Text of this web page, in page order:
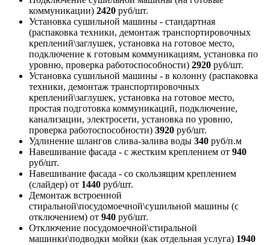
коммуникации) 2420 руб/шт.
Установка сушильной машины - стандартная
(распаковка техники, демонтаж транспортировочных
креплений\заглушек, установка на готовое место,
подключение к готовым коммуникациям, установка по
уровню, проверка работоспособности) 2920 руб/шт.
Установка сушильной машины - в колонну (распаковка
техники, демонтаж транспортировочных
креплений\заглушек, установка на готовое место,
простая подготовка коммуникаций, подключение,
канализации, электросети, установка по уровню,
проверка работоспособности) 3920 руб/шт.
Удлинение шлангов слива-залива воды 340 руб/п.м
Навешивание фасада - с жестким креплением от 940
руб/шт.
Навешивание фасада - со скользящим креплением
(слайдер) от 1440 руб/шт.
Демонтаж встроенной
стиральной\посудомоечной\сушильной машины (с
отключением) от 940 руб/шт.
Отключение посудомоечной\стиральной
машинки\подводки мойки (как отдельная услуга) 1940